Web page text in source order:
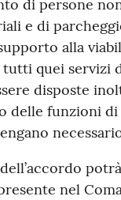
di persone
e di
alla
tutti quei servizi
disposte
delle funzioni
dell’accordo
nel